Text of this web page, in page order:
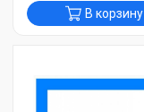
В корзину